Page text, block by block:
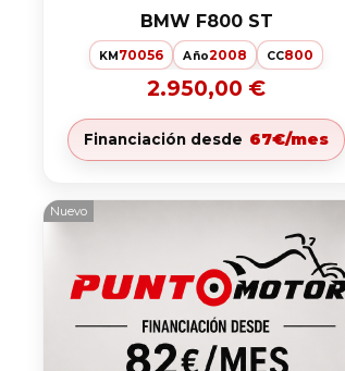
BMW F800 ST
KM70056 Año2008 CC800
2.950,00 €
Financiación desde 67€/mes
Nuevo